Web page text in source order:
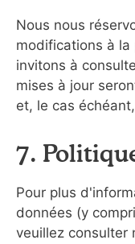
Nous nous
modifications à la
invitons à
mises à jour
et, le cas
7.
Pour plus
données (y
veuillez consulter